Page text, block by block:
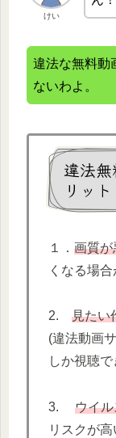
けい
違法な無料動
ないわよ。
違法
リット
１． 画質が
くなる場
2. 見たい
(違法動画
しか視聴
3. ウイ
リスクが